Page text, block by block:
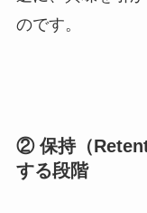
のです。
② 保持（
する段階